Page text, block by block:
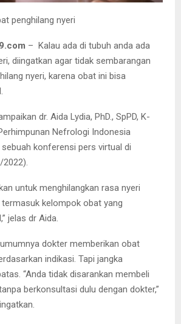
penghilang nyeri
– Kalau ada di tubuh anda ada
diingatkan agar tidak sembarangan
nyeri, karena obat ini bisa
dr. Aida Lydia, PhD., SpPD, K-
Nefrologi Indonesia
sebuah konferensi pers virtual di
2022).
untuk menghilangkan rasa nyeri
termasuk kelompok obat yang
jelas dr Aida.
dokter memberikan obat
indikasi. Tapi jangka
“Anda tidak disarankan membeli
berkonsultasi dulu dengan dokter,”